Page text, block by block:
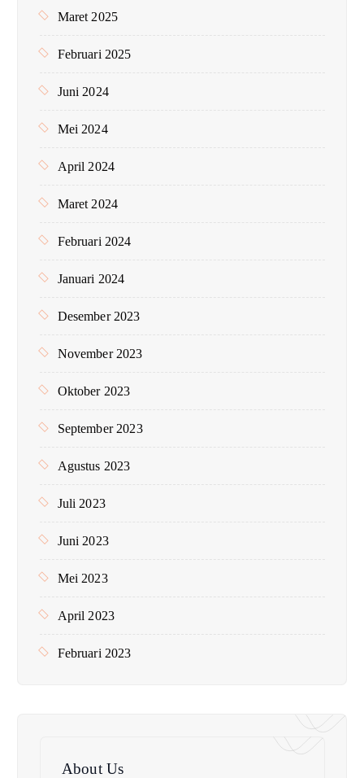
Maret 2025
Februari 2025
Juni 2024
Mei 2024
April 2024
Maret 2024
Februari 2024
Januari 2024
Desember 2023
November 2023
Oktober 2023
September 2023
Agustus 2023
Juli 2023
Juni 2023
Mei 2023
April 2023
Februari 2023
About Us